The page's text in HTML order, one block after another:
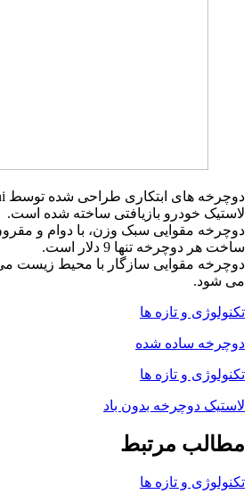
دوچرخه های ابتکاری طراحی شده توسط
لاستیک خودرو بازیافتی ساخته شده است.
دوچرخه مقوایی سبک وزن، با دوام و
ساخت هر دوچرخه تنها 9 دلار
است.
دوچرخه مقوایی سازگار با محیط زیست
می شود.
تکنولوژی و تازه ها
دوچرخه ساده شده
تکنولوژی و تازه ها
لاستیک دوچرخه بدون باد
مطالب مرتبط
تکنولوژی و تازه ها